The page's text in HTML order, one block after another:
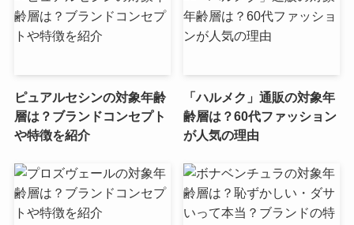
ピュアルセシンの対象年齢
層は？ブランドコンセプト
や特徴を紹介
「ハルメク」通販の対象年
齢層は？60代ファッション
が人気の理由